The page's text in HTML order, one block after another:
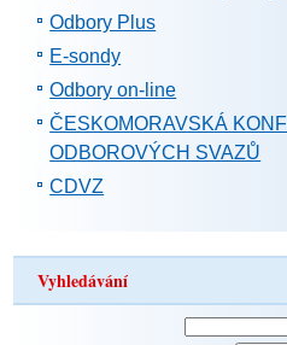
Odbory Plus
E-sondy
Odbory on-line
ČESKOMORAVSKÁ
ODBOROVÝCH SVAZŮ
CDVZ
Vyhledávání